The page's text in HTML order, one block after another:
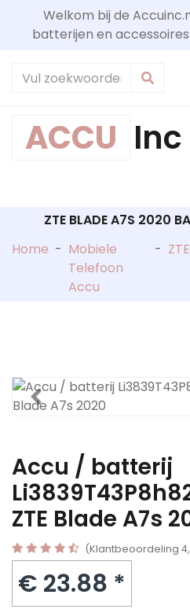
Welkom bij de
batterijen en
ACCU Inc
ZTE BLADE A7S 2020
Home - Mobiele
Telefoon
Accu
- ZTE
Accu / batterij
ZTE Blade A7s
(Klantbeoordeling
€ 23.88 *